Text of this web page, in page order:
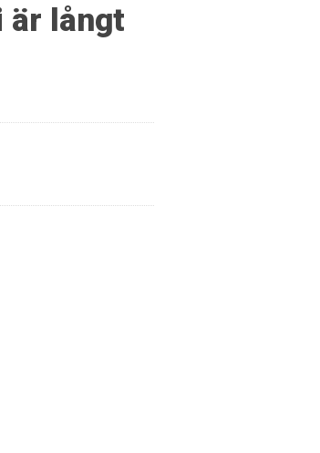
är långt